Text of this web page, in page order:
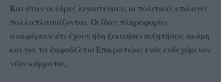
Και όταν οι έδρες λιγοστεύουν, οι πολιτικές επιλογές
πολλαπλασιάζονται. Οι ίδιες πληροφορίες
αναφέρουν ότι έχουν ήδη ξεκινήσει συζητήσεις ακόμη
και για το ψηφοδέλτιο Επικρατείας ενός ενδεχόμενου
νέου κόμματος.